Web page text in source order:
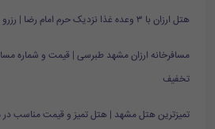
هتل ارزان با ۳ وعده غذا نزدیک حرم امام رضا | رزرو هتل ارزان مشهد+50%
تخفیف
تمیزترین هتل مشهد | هتل تمیز و قیمت مناسب در